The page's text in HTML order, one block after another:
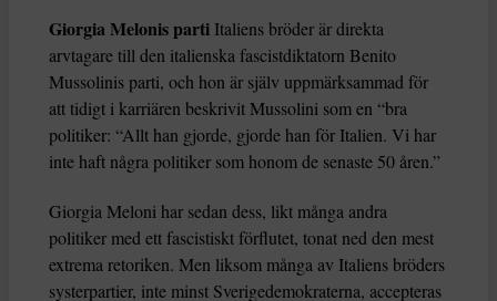
Giorgia Melonis parti Italiens bröder är direkta
arvtagare till den italienska fascistdiktatorn Benito
Mussolinis parti, och hon är själv uppmärksammad för
att tidigt i karriären beskrivit Mussolini som en “bra
politiker: “Allt han gjorde, gjorde han för Italien. Vi har
inte haft några politiker som honom de senaste 50 åren.”
Giorgia Meloni har sedan dess, likt många andra
politiker med ett fascistiskt förflutet, tonat ned den mest
extrema retoriken. Men liksom många av Italiens bröders
systerpartier, inte minst Sverigedemokraterna, accepteras